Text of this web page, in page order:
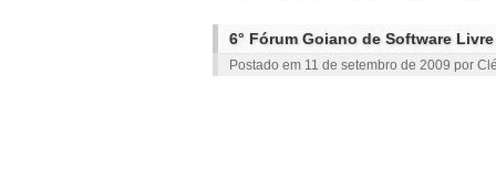
6° Fórum Goiano de Software
Postado em 11 de setembro de 2009 por